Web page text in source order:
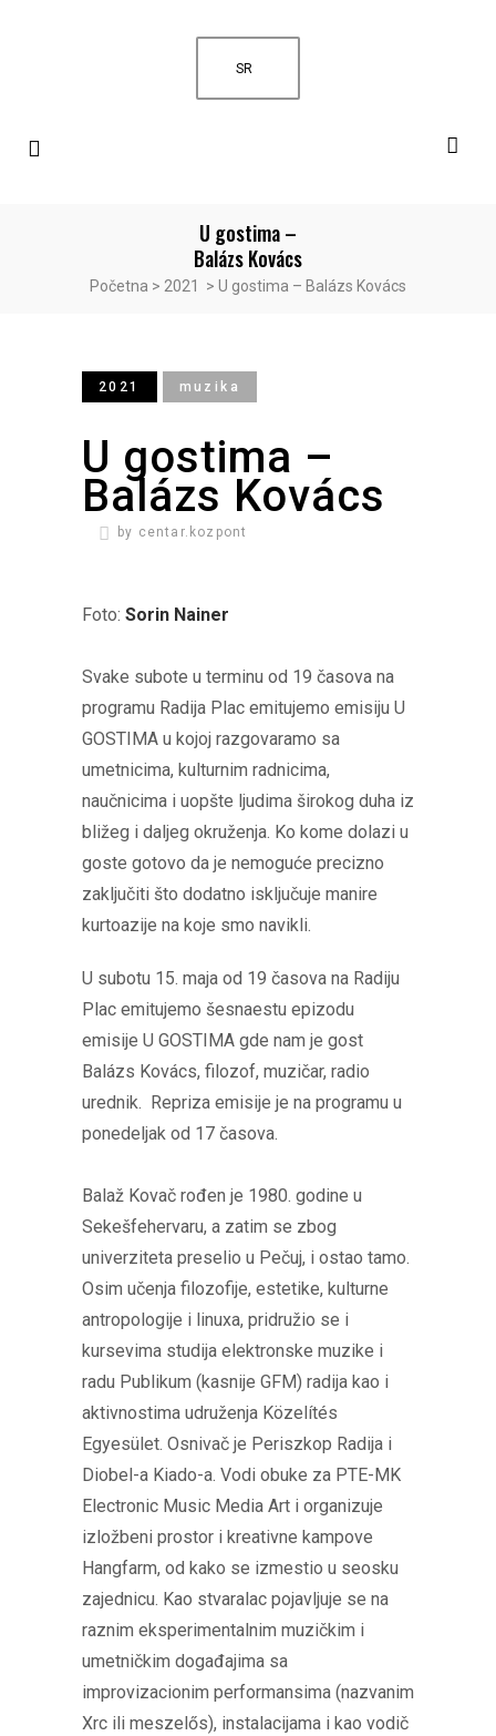
SR
U gostima –
Balázs Kovács
Početna > 2021 > U gostima – Balázs Kovács
2021 muzika
U gostima –
Balázs Kovács
by centar.kozpont
Foto: Sorin Nainer
Svake subote u terminu od 19 časova na
programu Radija Plac emitujemo emisiju U
GOSTIMA u kojoj razgovaramo sa
umetnicima, kulturnim radnicima,
naučnicima i uopšte ljudima širokog duha iz
bližeg i daljeg okruženja. Ko kome dolazi u
goste gotovo da je nemoguće precizno
zaključiti što dodatno isključuje manire
kurtoazije na koje smo navikli.
U subotu 15. maja od 19 časova na Radiju
Plac emitujemo šesnaestu epizodu
emisije U GOSTIMA gde nam je gost
Balázs Kovács, filozof, muzičar, radio
urednik. Repriza emisije je na programu u
ponedeljak od 17 časova.
Balaž Kovač rođen je 1980. godine u
Sekešfehervaru, a zatim se zbog
univerziteta preselio u Pečuj, i ostao tamo.
Osim učenja filozofije, estetike, kulturne
antropologije i linuxa, pridružio se i
kursevima studija elektronske muzike i
radu Publikum (kasnije GFM) radija kao i
aktivnostima udruženja Közelítés
Egyesület. Osnivač je Periszkop Radija i
Diobel-a Kiado-a. Vodi obuke za PTE-MK
Electronic Music Media Art i organizuje
izložbeni prostor i kreativne kampove
Hangfarm, od kako se izmestio u seosku
zajednicu. Kao stvaralac pojavljuje se na
raznim eksperimentalnim muzičkim i
umetničkim događajima sa
improvizacionim performansima (nazvanim
Xrc ili meszelős), instalacijama i kao vodič